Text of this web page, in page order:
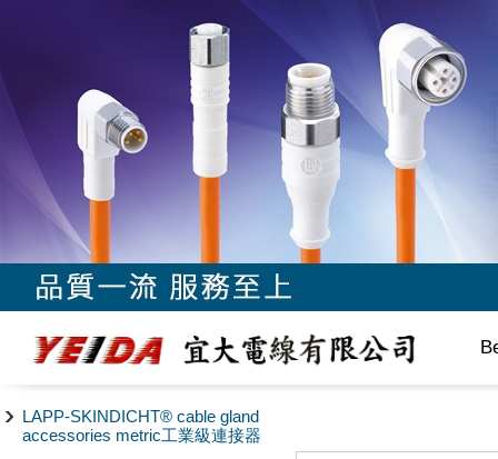
LAPP-SKINDICHT® cable gland
accessories metric工業級連接器